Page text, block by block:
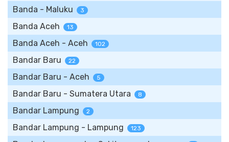
Banda - Maluku 3
Banda Aceh 13
Banda Aceh - Aceh 102
Bandar Baru 22
Bandar Baru - Aceh 5
Bandar Baru - Sumatera Utara 8
Bandar Lampung 2
Bandar Lampung - Lampung 123